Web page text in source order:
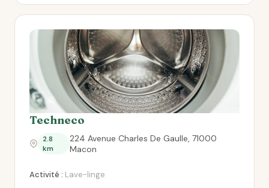
Techneco
2.8
km
224 Avenue Charles De Gaulle, 71000
Macon
Activité : Lave-linge